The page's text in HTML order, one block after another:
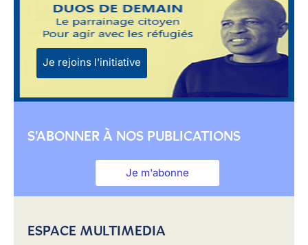
Je rejoins l'initiative
S'ABONNER À NOS PUBLICATIONS
Je m'abonne
ESPACE MULTIMEDIA